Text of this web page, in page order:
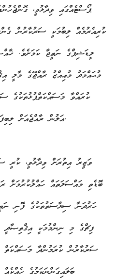
ޕޯސްޓެއްގައި ވިދާޅުވީ،
ކުރިއެރުމެއް ލިބުމަކީ ސަރުކާރުން
ލީޑަޝިޕްގެ ނަތީޖާ ކަމަށެވެ.
މުޙައްމަދު މުޢިއްޒު ރާއްޖޭގެ މާލީ
ކުރައްވާ މަސައްކަތްޕުޅުތަކުގެ
އަލުން ރާއްޖެއަށް ލިބިފައިވާކަން ވަޒީރު ފާހަގަކުރެއްވިއެވެ.
ވަޒީރު އިތުރަށް ވިދާޅުވީ، ކުރީ
ބޮޑެތި މައްސަލަތައް ހައްލުކުރުމަށް
ހަރުދަނާ ސިޔާސަތުތަކުގެ ފޮނި
ފިޗްގެ މި ނިންމުމަކީ އިޤްތިޞާދީ
ސަރުކާރުން ކުރަމުންދާ މަސައްކަތް
ބަލައިގަންނަކަމުގެ